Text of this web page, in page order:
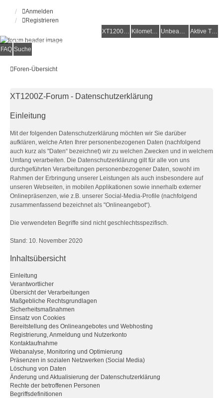
Anmelden
Registrieren
XT1200Z-Wiki
Kilometerstatistik Unbeantwortete Themen Aktive Themen
Alles rund um die Yamaha XT1200Z Super Ténéré
FAQ Suche
Foren-Übersicht
XT1200Z-Forum - Datenschutzerklärung
Einleitung
Mit der folgenden Datenschutzerklärung möchten wir Sie darüber
aufklären, welche Arten Ihrer personenbezogenen Daten (nachfolgend
auch kurz als "Daten“ bezeichnet) wir zu welchen Zwecken und in welchem
Umfang verarbeiten. Die Datenschutzerklärung gilt für alle von uns
durchgeführten Verarbeitungen personenbezogener Daten, sowohl im
Rahmen der Erbringung unserer Leistungen als auch insbesondere auf
unseren Webseiten, in mobilen Applikationen sowie innerhalb externer
Onlinepräsenzen, wie z.B. unserer Social-Media-Profile (nachfolgend
zusammenfassend bezeichnet als "Onlineangebot“).
Die verwendeten Begriffe sind nicht geschlechtsspezifisch.
Stand: 10. November 2020
Inhaltsübersicht
Einleitung
Verantwortlicher
Übersicht der Verarbeitungen
Maßgebliche Rechtsgrundlagen
Sicherheitsmaßnahmen
Einsatz von Cookies
Bereitstellung des Onlineangebotes und Webhosting
Registrierung, Anmeldung und Nutzerkonto
Kontaktaufnahme
Webanalyse, Monitoring und Optimierung
Präsenzen in sozialen Netzwerken (Social Media)
Löschung von Daten
Änderung und Aktualisierung der Datenschutzerklärung
Rechte der betroffenen Personen
Begriffsdefinitionen